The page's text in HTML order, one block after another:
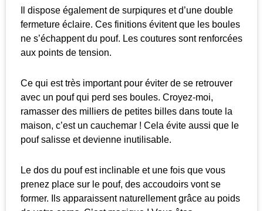
Il dispose également de surpiqures et d’une double
fermeture éclaire. Ces finitions évitent que les boules
ne s’échappent du pouf. Les coutures sont renforcées
aux points de tension.
Ce qui est très important pour éviter de se retrouver
avec un pouf qui perd ses boules. Croyez-moi,
ramasser des milliers de petites billes dans toute la
maison, c’est un cauchemar ! Cela évite aussi que le
pouf salisse et devienne inutilisable.
Le dos du pouf est inclinable et une fois que vous
prenez place sur le pouf, des accoudoirs vont se
former. Ils apparaissent naturellement grâce au poids